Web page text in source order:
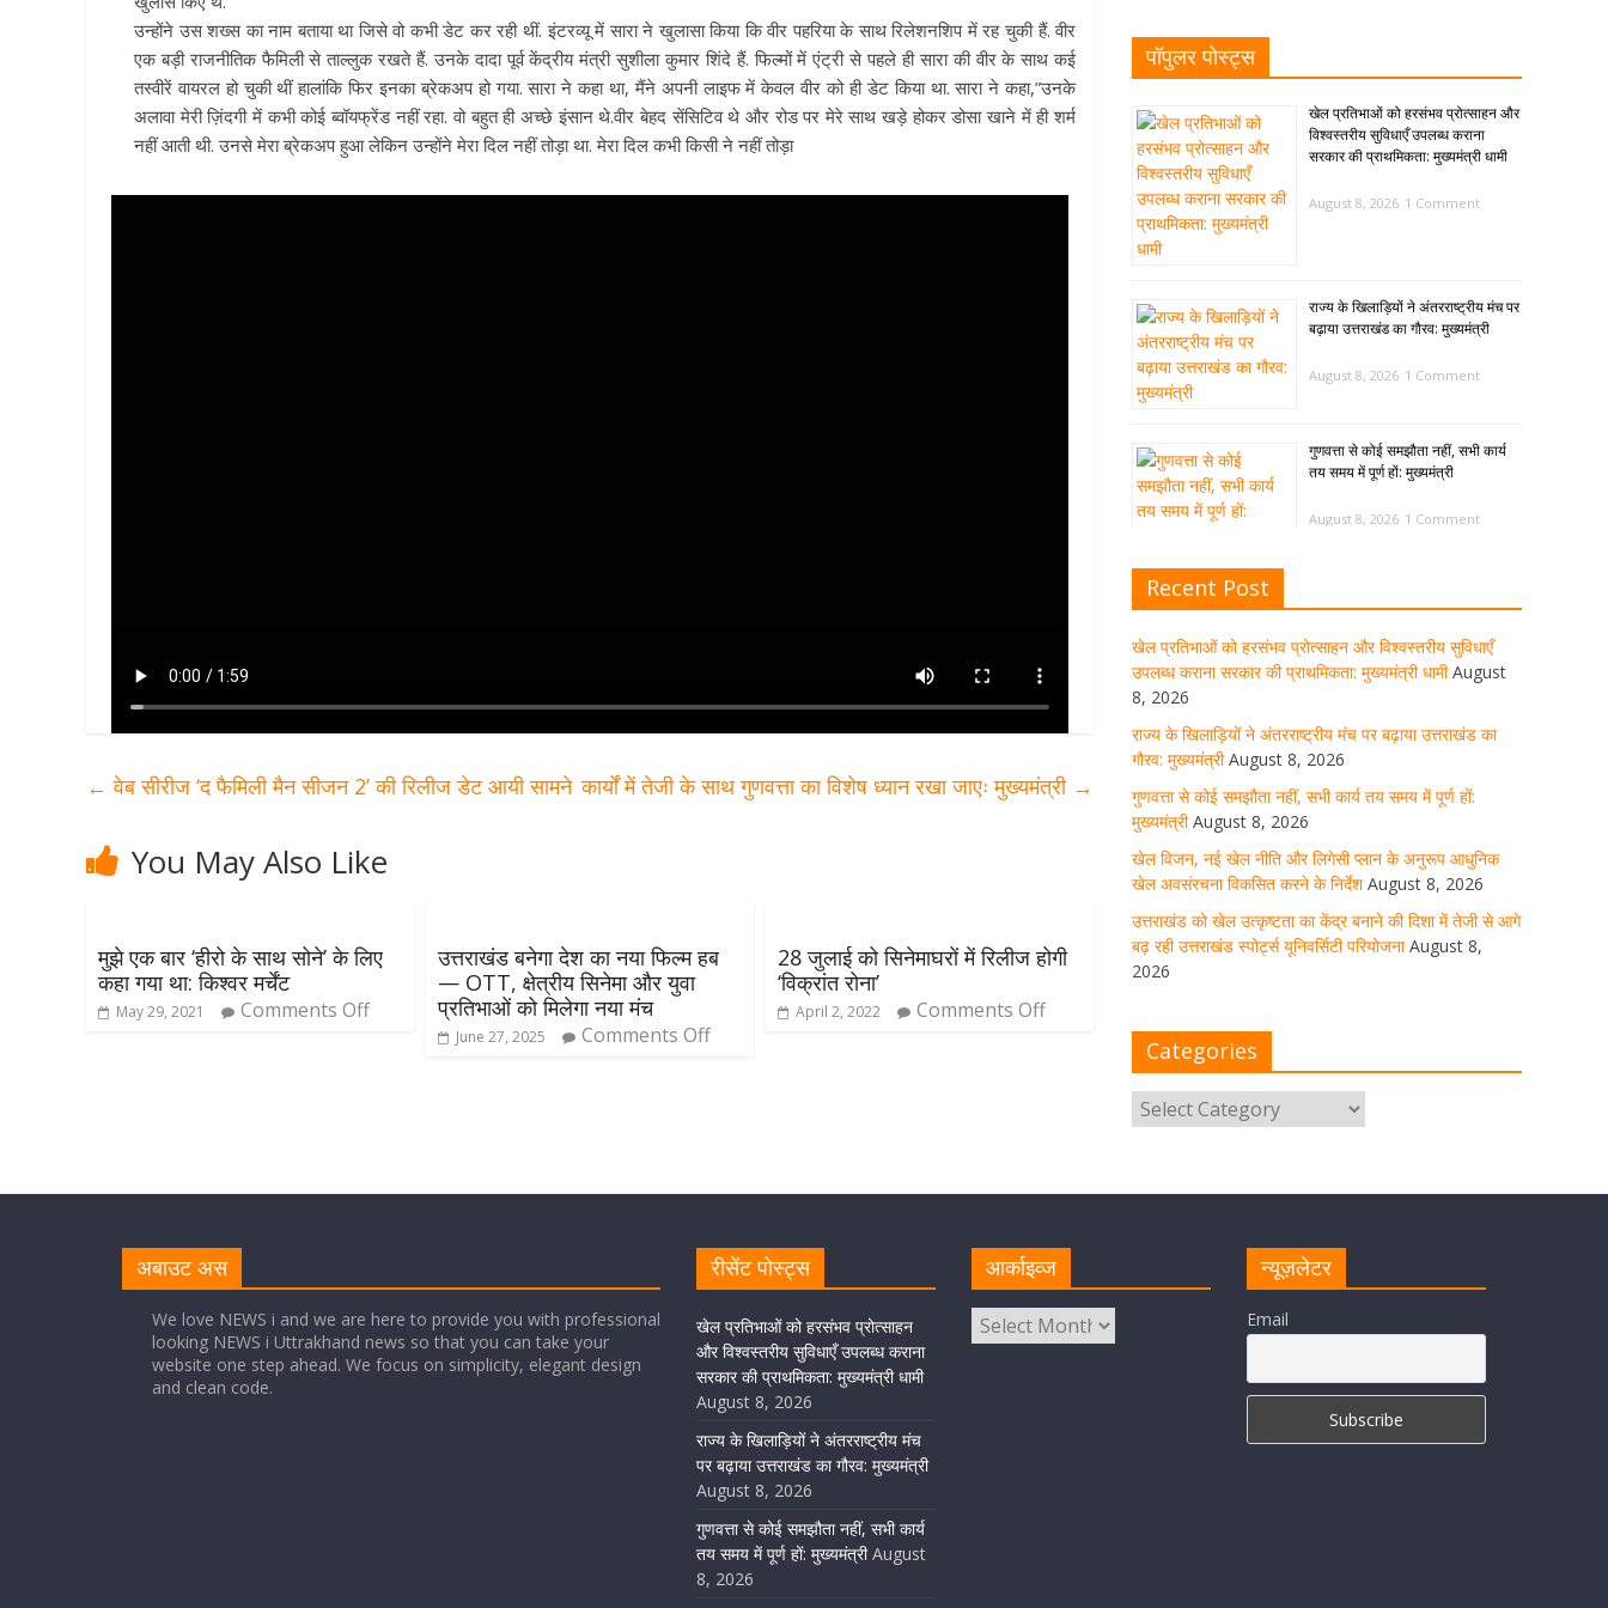
उन्होंने उस शख्स का नाम बताया था जिसे वो कभी डेट कर रही थीं. इंटरव्यू में सारा ने खुलासा किया कि वीर पहरिया के साथ रिलेशनशिप में रह चुकी हैं. वीर
एक बड़ी राजनीतिक फैमिली से ताल्लुक रखते हैं. उनके दादा पूर्व केंद्रीय मंत्री सुशीला कुमार शिंदे हैं. फिल्मों में एंट्री से पहले ही सारा की वीर के साथ कई
तस्वीरें वायरल हो चुकी थीं हालांकि फिर इनका ब्रेकअप हो गया. सारा ने कहा था, मैंने अपनी लाइफ में केवल वीर को ही डेट किया था. सारा ने कहा,”उनके
अलावा मेरी ज़िंदगी में कभी कोई ब्वॉयफ्रेंड नहीं रहा. वो बहुत ही अच्छे इंसान थे.वीर बेहद सेंसिटिव थे और रोड पर मेरे साथ खड़े होकर डोसा खाने में ही शर्म
नहीं आती थी. उनसे मेरा ब्रेकअप हुआ लेकिन उन्होंने मेरा दिल नहीं तोड़ा था. मेरा दिल कभी किसी ने नहीं तोड़ा
← वेब सीरीज ‘द फैमिली मैन सीजन 2’ की रिलीज डेट आयी सामने कार्यों में तेजी के साथ गुणवत्ता का विशेष ध्यान रखा जाएः मुख्यमंत्री →
You May Also Like
मुझे एक बार ‘हीरो के साथ सोने’ के लिए
कहा गया था: किश्वर मर्चेंट
May 29, 2021 Comments Off
उत्तराखंड बनेगा देश का नया फिल्म हब
— OTT, क्षेत्रीय सिनेमा और युवा
प्रतिभाओं को मिलेगा नया मंच
June 27, 2025 Comments Off
28 जुलाई को सिनेमाघरों में रिलीज होगी
‘विक्रांत रोना’
April 2, 2022 Comments Off
पॉपुलर पोस्ट्स
खेल प्रतिभाओं को हरसंभव प्रोत्साहन और
विश्वस्तरीय सुविधाएँ उपलब्ध कराना
सरकार की प्राथमिकता: मुख्यमंत्री धामी
August 8, 2026 1 Comment
राज्य के खिलाड़ियों ने अंतरराष्ट्रीय मंच पर
बढ़ाया उत्तराखंड का गौरव: मुख्यमंत्री
August 8, 2026 1 Comment
गुणवत्ता से कोई समझौता नहीं, सभी कार्य
तय समय में पूर्ण हों: मुख्यमंत्री
August 8, 2026 1 Comment
प्लान के अनुरूप आधुनिक खेल अवसंरचना
विकसित करने के निर्देश
August 8, 2026 1 Comment
उत्तराखंड को खेल उत्कृष्टता का केंद्र
बनाने की दिशा में तेजी से आगे बढ़ रही
उत्तराखंड स्पोर्ट्स यूनिवर्सिटी परियोजना
August 8, 2026 1 Comment
मुख्य सचिव ने कहा- कौशल विकास से
संबंधित सभी विभाग एक प्लेटफॉर्म पर करें
साइबर अपराध नियंत्रण व प्रबंधन में
उत्तराखंड पुलिस का पांचवां नंबर, सीएम
धामी ने दी बधाई
निलंबित
मजदूरी, ओवरटाइम पर मिलेगा दोगुना
भुगतान
Recent Post
खेल प्रतिभाओं को हरसंभव प्रोत्साहन और विश्वस्तरीय सुविधाएँ
उपलब्ध कराना सरकार की प्राथमिकता: मुख्यमंत्री धामी August
8, 2026
राज्य के खिलाड़ियों ने अंतरराष्ट्रीय मंच पर बढ़ाया उत्तराखंड का
गौरव: मुख्यमंत्री August 8, 2026
गुणवत्ता से कोई समझौता नहीं, सभी कार्य तय समय में पूर्ण हों:
मुख्यमंत्री August 8, 2026
खेल विजन, नई खेल नीति और लिगेसी प्लान के अनुरूप आधुनिक
खेल अवसंरचना विकसित करने के निर्देश August 8, 2026
उत्तराखंड को खेल उत्कृष्टता का केंद्र बनाने की दिशा में तेजी से आगे
बढ़ रही उत्तराखंड स्पोर्ट्स यूनिवर्सिटी परियोजना August 8,
2026
Categories
अबाउट अस
We love NEWS i and we are here to provide you with professional
looking NEWS i Uttrakhand news so that you can take your
website one step ahead. We focus on simplicity, elegant design
and clean code.
रीसेंट पोस्ट्स
खेल प्रतिभाओं को हरसंभव प्रोत्साहन
और विश्वस्तरीय सुविधाएँ उपलब्ध कराना
सरकार की प्राथमिकता: मुख्यमंत्री धामी
August 8, 2026
राज्य के खिलाड़ियों ने अंतरराष्ट्रीय मंच
पर बढ़ाया उत्तराखंड का गौरव: मुख्यमंत्री
August 8, 2026
गुणवत्ता से कोई समझौता नहीं, सभी कार्य
तय समय में पूर्ण हों: मुख्यमंत्री August
8, 2026
आर्काइव्ज न्यूज़लेटर
Email